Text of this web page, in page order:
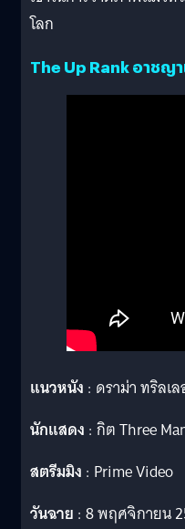
โลก
The Up Rank อาชญา
แนวหนัง : ดราม่า ทริลเ
นักแสดง : กิต Three
สตรีมมิง : Prime Video
วันฉาย : 8 พฤศจิกายน